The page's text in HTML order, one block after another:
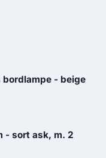
bordlampe - beige
- sort ask, m. 2